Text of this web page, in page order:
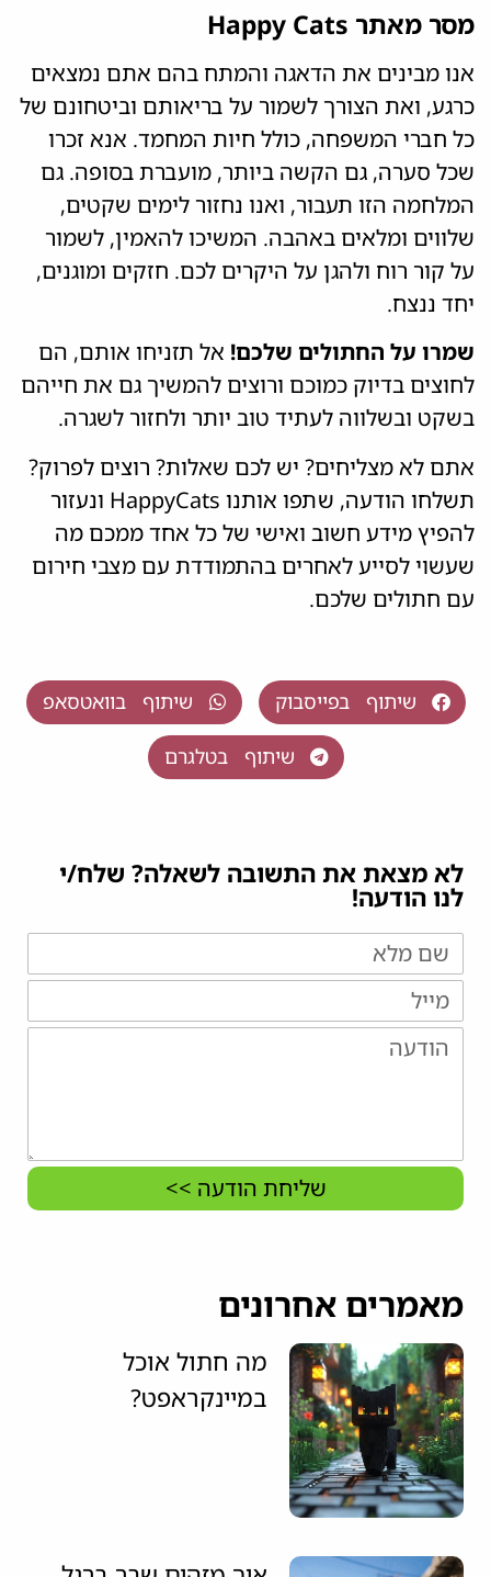
מסר מאתר Happy Cats
אנו מבינים את הדאגה והמתח בהם אתם נמצאים
כרגע, ואת הצורך לשמור על בריאותם וביטחונם של
כל חברי המשפחה, כולל חיות המחמד. אנא זכרו
שכל סערה, גם הקשה ביותר, מועברת בסופה. גם
המלחמה הזו תעבור, ואנו נחזור לימים שקטים,
שלווים ומלאים באהבה. המשיכו להאמין, לשמור
על קור רוח ולהגן על היקרים לכם. חזקים ומוגנים,
יחד ננצח.
שמרו על החתולים שלכם! אל תזניחו אותם, הם
לחוצים בדיוק כמוכם ורוצים להמשיך גם את חייהם
בשקט ובשלווה לעתיד טוב יותר ולחזור לשגרה.
אתם לא מצליחים? יש לכם שאלות? רוצים לפרוק?
תשלחו הודעה, שתפו אותנו HappyCats ונעזור
להפיץ מידע חשוב ואישי של כל אחד ממכם מה
שעשוי לסייע לאחרים בהתמודדת עם מצבי חירום
עם חתולים שלכם.
שיתוף בפייסבוק שיתוף בוואטסאפ
שיתוף בטלגרם
לא מצאת את התשובה לשאלה? שלח/י
לנו הודעה!
שליחת הודעה >>
מאמרים אחרונים
מה חתול אוכל
במיינקראפט?